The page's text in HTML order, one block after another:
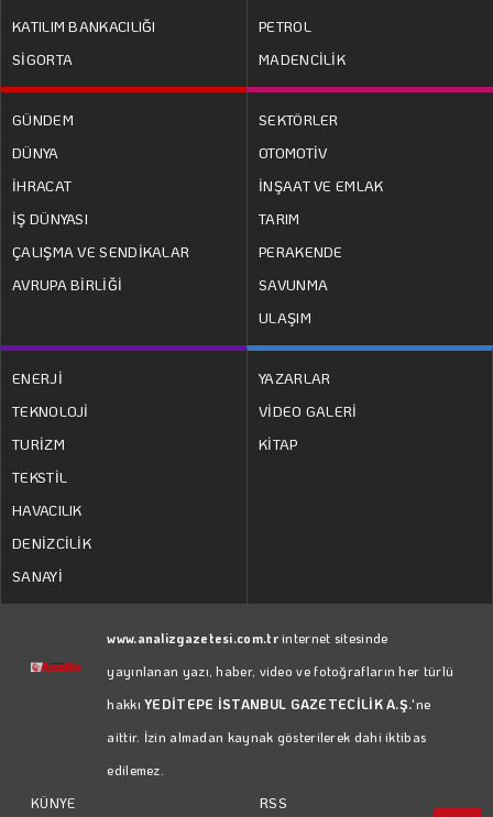
KATILIM BANKACILIĞI
SİGORTA
PETROL
MADENCİLİK
GÜNDEM
DÜNYA
İHRACAT
İŞ DÜNYASI
ÇALIŞMA VE SENDİKALAR
AVRUPA BİRLİĞİ
SEKTÖRLER
OTOMOTİV
İNŞAAT VE EMLAK
TARIM
PERAKENDE
SAVUNMA
ULAŞIM
ENERJİ
TEKNOLOJİ
TURİZM
TEKSTİL
HAVACILIK
DENİZCİLİK
SANAYİ
YAZARLAR
VİDEO GALERİ
KİTAP
www.analizgazetesi.com.trinternet sitesinde
yayınlanan yazı, haber, video ve fotoğrafların her türlü
hakkıYEDİTEPE İSTANBUL GAZETECİLİK A.Ş.'ne
aittir. İzin almadan kaynak gösterilerek dahi iktibas
edilemez.
KÜNYE
RSS